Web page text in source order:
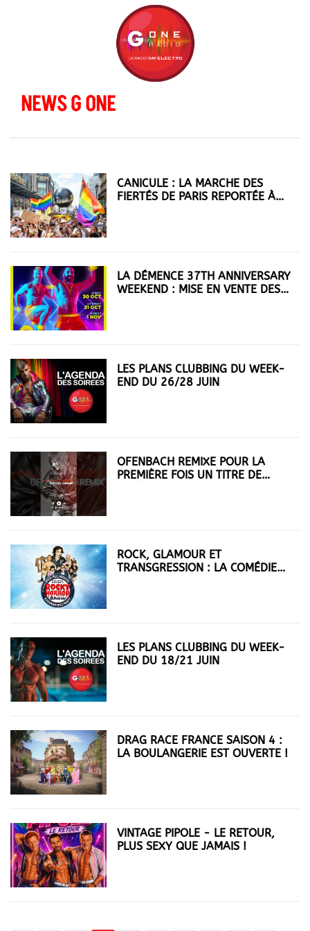
NEWS G ONE
CANICULE : LA MARCHE DES
FIERTÉS DE PARIS REPORTÉE À
LA DÉMENCE 37TH ANNIVERSARY
WEEKEND : MISE EN VENTE DES
LES PLANS CLUBBING DU WEEK-
END DU 26/28 JUIN
OFENBACH REMIXE POUR LA
PREMIÈRE FOIS UN TITRE DE
ROCK, GLAMOUR ET
TRANSGRESSION : LA COMÉDIE
LES PLANS CLUBBING DU WEEK-
END DU 18/21 JUIN
DRAG RACE FRANCE SAISON 4 :
LA BOULANGERIE EST OUVERTE !
VINTAGE PIPOLE - LE RETOUR,
PLUS SEXY QUE JAMAIS !